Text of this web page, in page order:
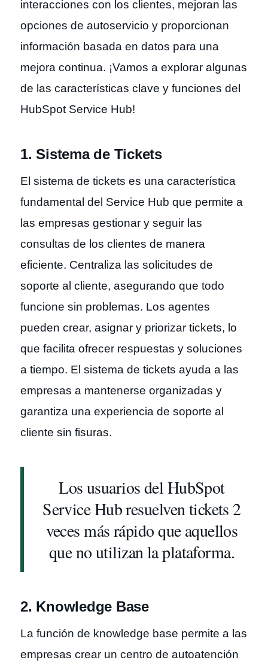
interacciones con los clientes, mejoran las
opciones de autoservicio y proporcionan
información basada en datos para una
mejora continua. ¡Vamos a explorar algunas
de las características clave y funciones del
HubSpot Service Hub!
1. Sistema de Tickets
El sistema de tickets es una característica
fundamental del Service Hub que permite a
las empresas gestionar y seguir las
consultas de los clientes de manera
eficiente. Centraliza las solicitudes de
soporte al cliente, asegurando que todo
funcione sin problemas. Los agentes
pueden crear, asignar y priorizar tickets, lo
que facilita ofrecer respuestas y soluciones
a tiempo. El sistema de tickets ayuda a las
empresas a mantenerse organizadas y
garantiza una experiencia de soporte al
cliente sin fisuras.
Los usuarios del HubSpot
Service Hub resuelven tickets 2
veces más rápido que aquellos
que no utilizan la plataforma.
2. Knowledge Base
La función de knowledge base permite a las
empresas crear un centro de autoatención